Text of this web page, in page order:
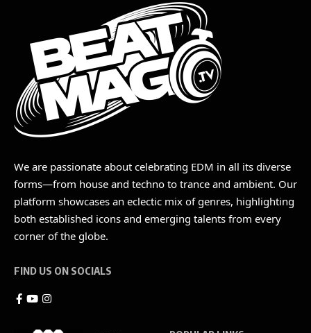
We are passionate about celebrating EDM in all its diverse
forms—from house and techno to trance and ambient. Our
platform showcases an eclectic mix of genres, highlighting
both established icons and emerging talents from every
corner of the globe.
FIND US ON SOCIALS